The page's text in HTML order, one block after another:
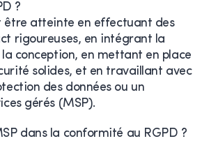
?
être atteinte en effectuant des
rigoureuses, en intégrant la
conception, en mettant en place
solides, et en travaillant avec
des données ou un
gérés (MSP).
dans la conformité au RGPD ?